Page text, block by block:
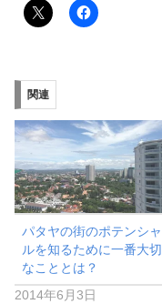
関連
パタヤの街のポテンシャ
ルを知るために一番大切
なこととは？
2014年6月3日